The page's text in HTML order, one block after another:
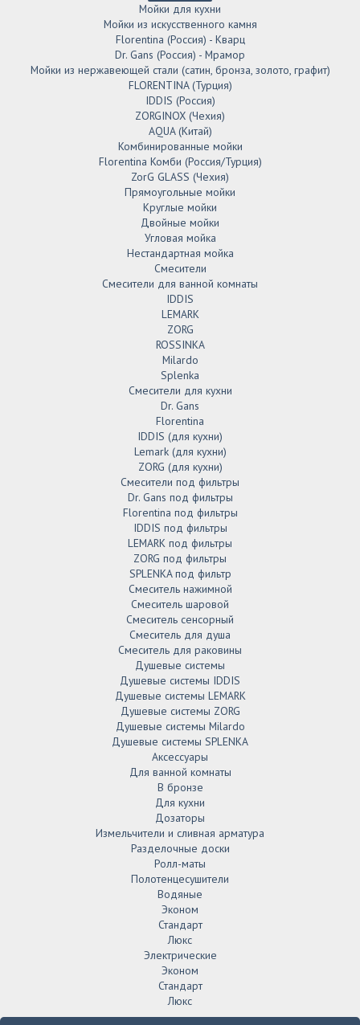
Мойки для кухни
Мойки из искусственного камня
Florentina (Россия) - Кварц
Dr. Gans (Россия) - Мрамор
Мойки из нержавеющей стали (сатин, бронза, золото, графит)
FLORENTINA (Турция)
IDDIS (Россия)
ZORGINOX (Чехия)
AQUA (Китай)
Комбинированные мойки
Florentina Комби (Россия/Турция)
ZorG GLASS (Чехия)
Прямоугольные мойки
Круглые мойки
Двойные мойки
Угловая мойка
Нестандартная мойка
Смесители
Смесители для ванной комнаты
IDDIS
LEMARK
ZORG
ROSSINKA
Milardo
Splenka
Смесители для кухни
Dr. Gans
Florentina
IDDIS (для кухни)
Lemark (для кухни)
ZORG (для кухни)
Смесители под фильтры
Dr. Gans под фильтры
Florentina под фильтры
IDDIS под фильтры
LEMARK под фильтры
ZORG под фильтры
SPLENKA под фильтр
Смеситель нажимной
Смеситель шаровой
Смеситель сенсорный
Смеситель для душа
Смеситель для раковины
Душевые системы
Душевые системы IDDIS
Душевые системы LEMARK
Душевые системы ZORG
Душевые системы Milardo
Душевые системы SPLENKA
Аксессуары
Для ванной комнаты
В бронзе
Для кухни
Дозаторы
Измельчители и сливная арматура
Разделочные доски
Ролл-маты
Полотенцесушители
Водяные
Эконом
Стандарт
Люкс
Электрические
Эконом
Стандарт
Люкс